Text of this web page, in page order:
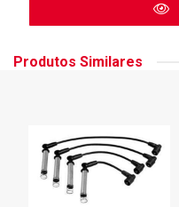
Produtos Similares